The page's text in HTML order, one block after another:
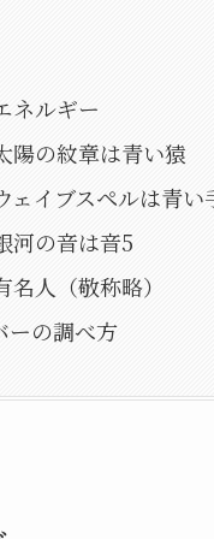
ネルギー
陽の紋章は青い猿
ェイブスペルは青い
河の音は音5
人（敬称略）
ーの調べ方